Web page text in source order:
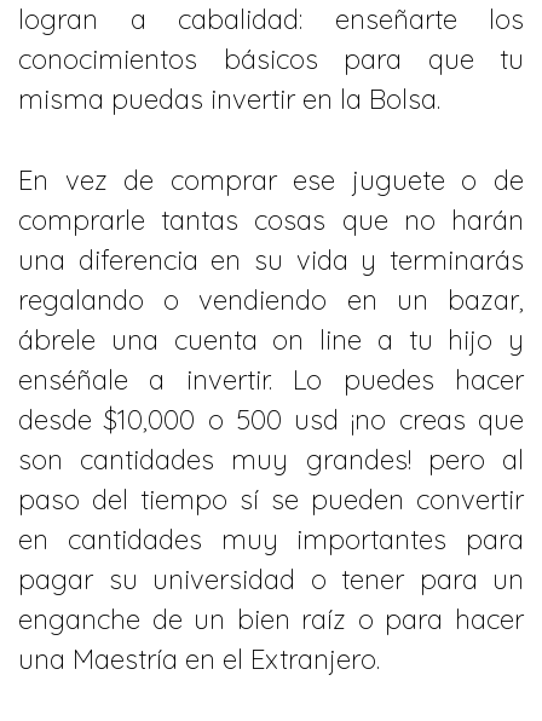
logran a cabalidad: enseñarte los
conocimientos básicos para que tu
misma puedas invertir en la Bolsa.
En vez de comprar ese juguete o de
comprarle tantas cosas que no harán
una diferencia en su vida y terminarás
regalando o vendiendo en un bazar,
ábrele una cuenta on line a tu hijo y
enséñale a invertir. Lo puedes hacer
desde $10,000 o 500 usd ¡no creas que
son cantidades muy grandes! pero al
paso del tiempo sí se pueden convertir
en cantidades muy importantes para
pagar su universidad o tener para un
enganche de un bien raíz o para hacer
una Maestría en el Extranjero.